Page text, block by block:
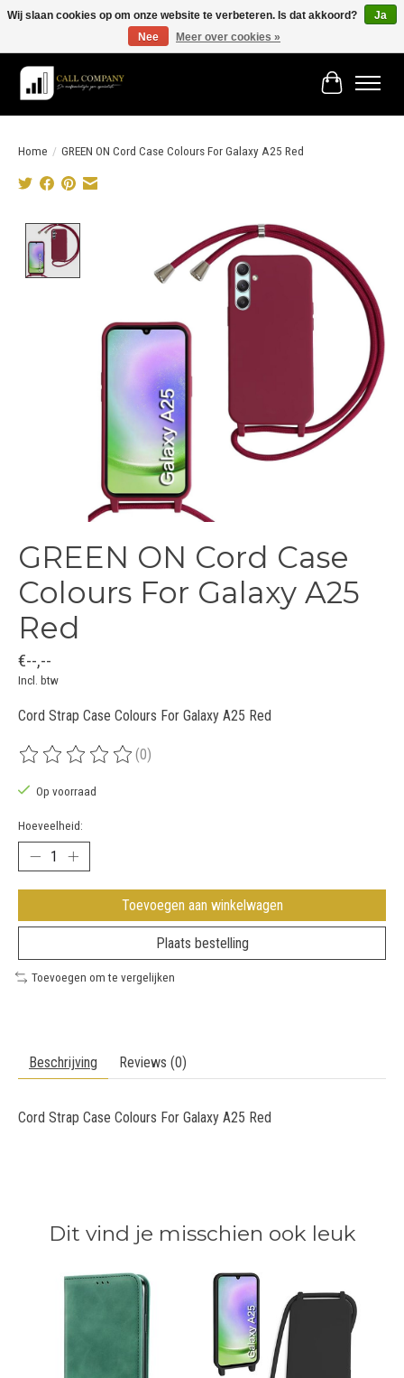
Vóór 19:00 besteld morgen in huis!
Winkelwagen
Home / GREEN ON Cord Case Colours For Galaxy A25 Red
Product image slideshow Items
GREEN ON Cord Case
Colours For Galaxy A25
Red
€--,--
Incl. btw
Cord Strap Case Colours For Galaxy A25 Red
De beoordeling van dit product is
(0)
Op voorraad
Hoeveelheid:
Toevoegen aan winkelwagen
Plaats bestelling
Toevoegen om te vergelijken
Beschrijving Reviews (0)
Cord Strap Case Colours For Galaxy A25 Red
Dit vind je misschien ook leuk
Items van productcarrousel
Wij slaan cookies op om onze website te verbeteren. Is dat akkoord?
Ja
Nee
Meer over cookies »